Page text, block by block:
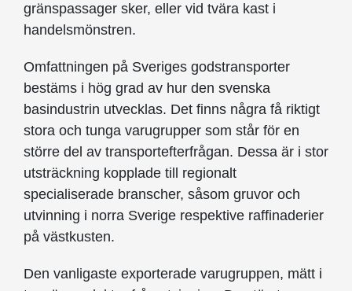
gränspassager sker, eller vid tvära kast i
handelsmönstren.
Omfattningen på Sveriges godstransporter
bestäms i hög grad av hur den svenska
basindustrin utvecklas. Det finns några få riktigt
stora och tunga varugrupper som står för en
större del av transportefterfrågan. Dessa är i stor
utsträckning kopplade till regionalt
specialiserade branscher, såsom gruvor och
utvinning i norra Sverige respektive raffinaderier
på västkusten.
Den vanligaste exporterade varugruppen, mätt i